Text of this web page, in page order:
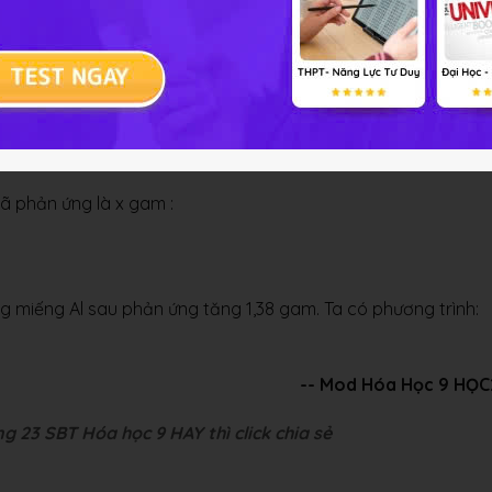
bài tập Hóa học 9 Bài 18
phản ứng là x gam :
miếng Al sau phản ứng tăng 1,38 gam. Ta có phương trình:
-- Mod Hóa Học 9
23 SBT Hóa học 9 HAY thì click chia sẻ